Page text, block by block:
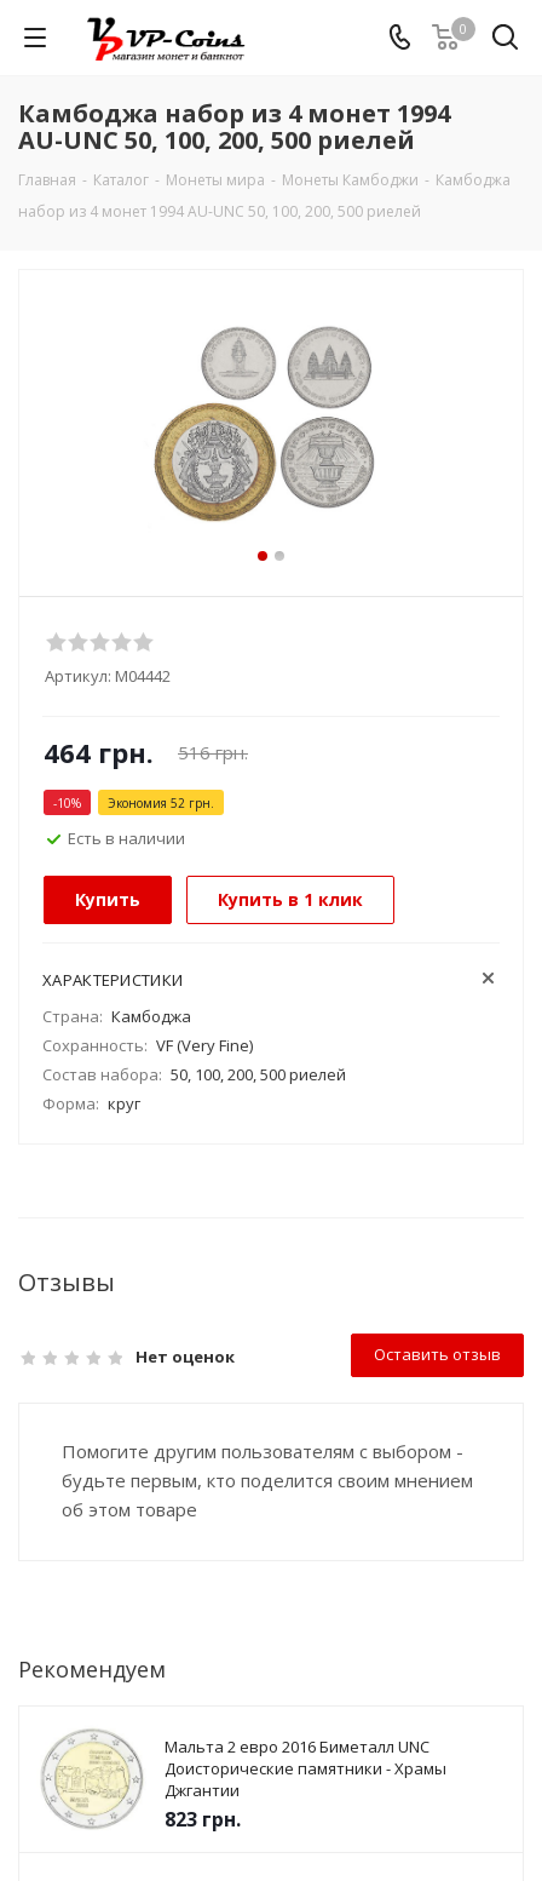
0
Камбоджа набор из 4 монет 1994
AU-UNC 50, 100, 200, 500 риелей
Главная - Каталог - Монеты мира - Монеты Камбоджи - Камбоджа
набор из 4 монет 1994 AU-UNC 50, 100, 200, 500 риелей
Артикул: М04442
464 грн. 516грн.
-10% Экономия 52 грн.
Есть в наличии
Купить Купить в 1 клик
ХАРАКТЕРИСТИКИ
Страна: Камбоджа
Сохранность: VF (Very Fine)
Состав набора: 50, 100, 200, 500 риелей
Форма: круг
Отзывы
Нет оценок Оставить отзыв
Помогите другим пользователям с выбором -
будьте первым, кто поделится своим мнением
об этом товаре
Рекомендуем
Мальта 2 евро 2016 Биметалл UNC
Доисторические памятники - Храмы
Джгантии
823 грн.